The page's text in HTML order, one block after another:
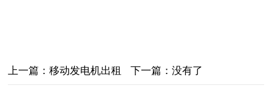
上一篇：移动发电机出租 下一篇：没有了